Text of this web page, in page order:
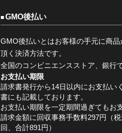
GMO後払い
GMO後払いとはお客様の手元に商
頂く決済方法です。
全国のコンビニエンスストア、銀行
お支払い期限
請求書発行から14日以内にお支払い
書にも記載しております。
お支払い期限を一定期間過ぎてもお
請求金額に回収事務手数料297円（
回、合計891円）